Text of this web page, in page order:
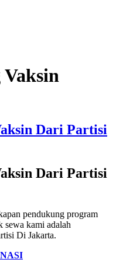
Vaksin
Dari Partisi
Dari Partisi
pendukung program
sewa kami adalah
Di Jakarta.